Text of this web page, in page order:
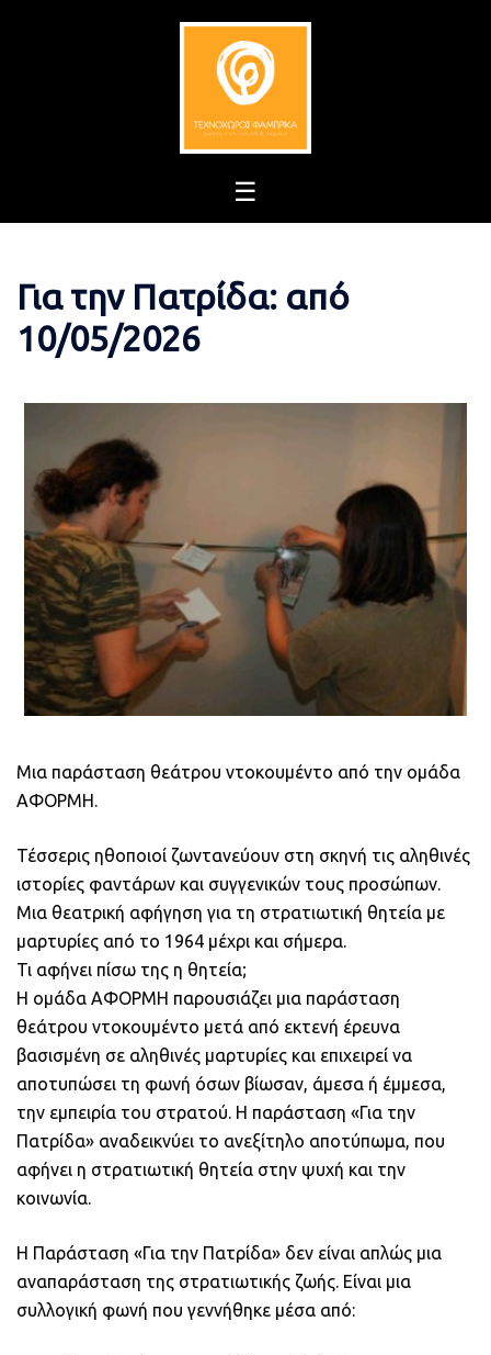
Για την Πατρίδα: από
10/05/2026
Μια παράσταση θεάτρου ντοκουμέντο από την ομάδα
ΑΦΟΡΜΗ.
Τέσσερις ηθοποιοί ζωντανεύουν στη σκηνή τις αληθινές
ιστορίες φαντάρων και συγγενικών τους προσώπων.
Μια θεατρική αφήγηση για τη στρατιωτική θητεία με
μαρτυρίες από το 1964 μέχρι και σήμερα.
Τι αφήνει πίσω της η θητεία;
Η ομάδα ΑΦΟΡΜΗ παρουσιάζει μια παράσταση
θεάτρου ντοκουμέντο μετά από εκτενή έρευνα
βασισμένη σε αληθινές μαρτυρίες και επιχειρεί να
αποτυπώσει τη φωνή όσων βίωσαν, άμεσα ή έμμεσα,
την εμπειρία του στρατού. Η παράσταση «Για την
Πατρίδα» αναδεικνύει το ανεξίτηλο αποτύπωμα, που
αφήνει η στρατιωτική θητεία στην ψυχή και την
κοινωνία.
Η Παράσταση «Για την Πατρίδα» δεν είναι απλώς μια
αναπαράσταση της στρατιωτικής ζωής. Είναι μια
συλλογική φωνή που γεννήθηκε μέσα από: